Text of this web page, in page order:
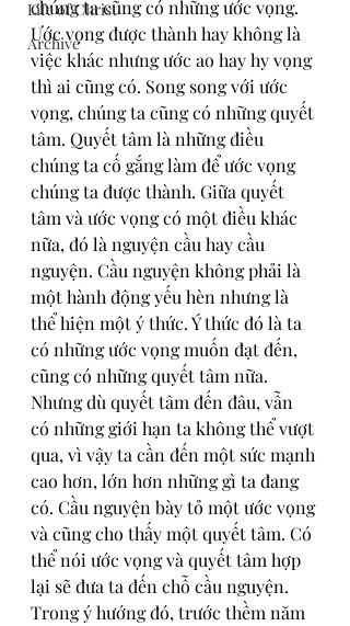
Life of Christ
Archive
chúng ta cũng có những ước vọng.
Ước vọng được thành hay không là
việc khác nhưng ước ao hay hy vọng
thì ai cũng có. Song song với ước
vọng, chúng ta cũng có những quyết
tâm. Quyết tâm là những điều
chúng ta cố gắng làm để ước vọng
chúng ta được thành. Giữa quyết
tâm và ước vọng có một điều khác
nữa, đó là nguyện cầu hay cầu
nguyện. Cầu nguyện không phải là
một hành động yếu hèn nhưng là
thể hiện một ý thức. Ý thức đó là ta
có những ước vọng muốn đạt đến,
cũng có những quyết tâm nữa.
Nhưng dù quyết tâm đến đâu, vẫn
có những giới hạn ta không thể vượt
qua, vì vậy ta cần đến một sức mạnh
cao hơn, lớn hơn những gì ta đang
có. Cầu nguyện bày tỏ một ước vọng
và cũng cho thấy một quyết tâm. Có
thể nói ước vọng và quyết tâm hợp
lại sẽ đưa ta đến chỗ cầu nguyện.
Trong ý hướng đó, trước thềm năm